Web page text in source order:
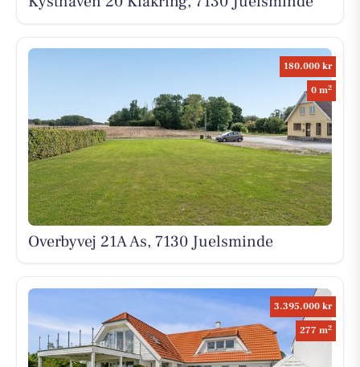
180.000 kr
0 m2
Overbyvej 21A As, 7130 Juelsminde
3.395.000 kr
277 m2